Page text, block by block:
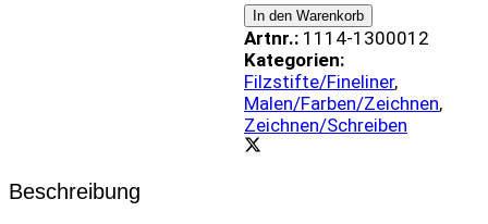
Grau
quantity
In den Warenkorb
Artnr.: 1114-1300012
Kategorien:
Filzstifte/Fineliner,
Malen/Farben/Zeichnen,
Zeichnen/Schreiben
Beschreibung